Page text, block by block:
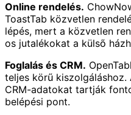
Online rendelés.
ToastTab közvetlen
lépés, mert a közvetlen
os jutalékokat a külső
Foglalás és CRM.
teljes körű kiszolgáláshoz.
CRM-adatokat tartják
belépési pont.